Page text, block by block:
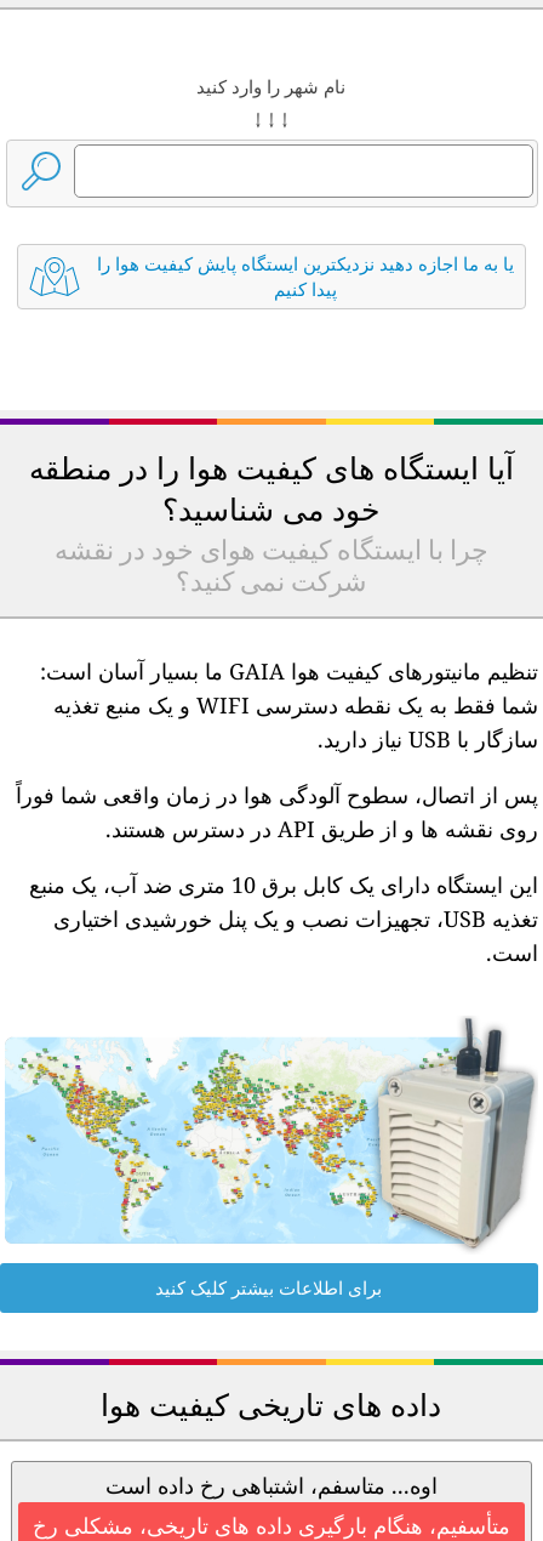
نام شهر را وارد کنید
↓ ↓ ↓
یا به ما اجازه دهید نزدیکترین ایستگاه پایش کیفیت هوا را
پیدا کنیم
آیا ایستگاه های کیفیت هوا را در منطقه
خود می شناسید؟
چرا با ایستگاه کیفیت هوای خود در نقشه
شرکت نمی کنید؟
تنظیم مانیتورهای کیفیت هوا GAIA ما بسیار آسان است:
شما فقط به یک نقطه دسترسی WIFI و یک منبع تغذیه
سازگار با USB نیاز دارید.
پس از اتصال، سطوح آلودگی هوا در زمان واقعی شما فوراً
روی نقشه ها و از طریق API در دسترس هستند.
این ایستگاه دارای یک کابل برق 10 متری ضد آب، یک منبع
تغذیه USB، تجهیزات نصب و یک پنل خورشیدی اختیاری
است.
برای اطلاعات بیشتر کلیک کنید
داده های تاریخی کیفیت هوا
اوه... متاسفم، اشتباهی رخ داده است
متأسفیم، هنگام بارگیری داده های تاریخی، مشکلی رخ